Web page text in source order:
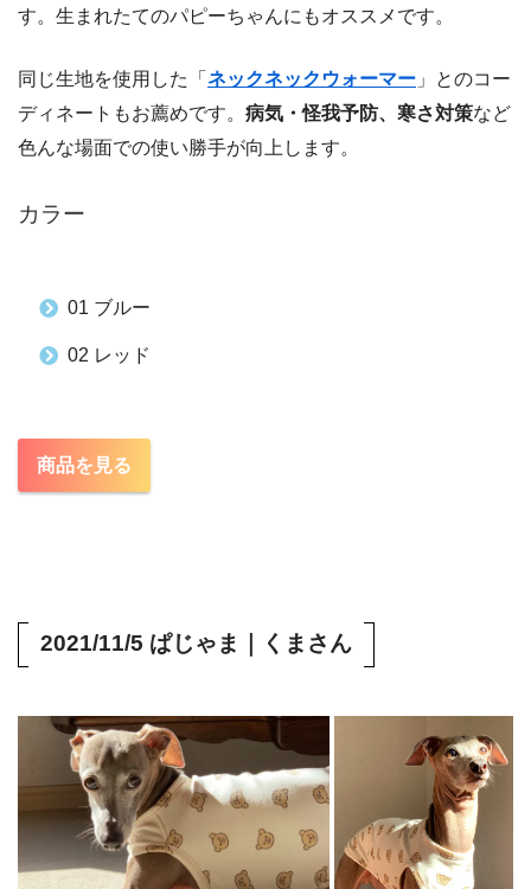
す。生まれたてのパピーちゃんにもオススメです。
同じ生地を使用した「 ネックネックウォーマー 」とのコー
ディネートもお薦めです。 病気・怪我予防、寒さ対策など
色んな場面での使い勝手が向上します。
カラー
01 ブルー
02 レッド
商品を見る
2021/11/5 ぱじゃま｜くまさん